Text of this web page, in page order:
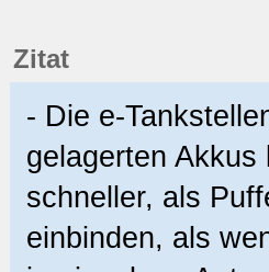
Zitat
- Die e-
gelagerten
schneller, als
einbinden, als